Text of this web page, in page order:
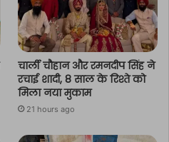
चार्ली चौहान और रमनदीप सिंह ने
रचाई शादी, 8 साल के रिश्ते को
मिला नया मुकाम
21 hours ago